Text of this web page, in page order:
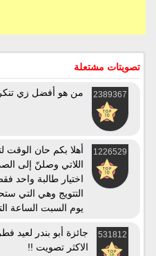
تصويتات مشتعلة
2389367 من هو أفضل زي
1226529
أهلا بكم حان
اللاتي وصلنّ إلى
اختيار طالبة
التتويج وهي التي
يوم السبت الساعة
531812
الاكثر تصويت !!